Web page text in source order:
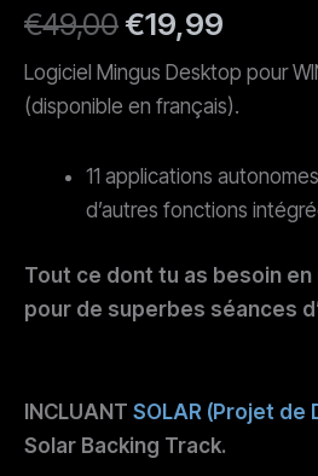
€49,00Le
prix
initial
était :
€49,00.
€19,99
prix
actuel
est :
Logiciel Mingus Desktop pour
(disponible en français).
11 applications
d’autres fonctions
Tout ce dont tu as besoin
pour de superbes séances
INCLUANT SOLAR (Projet
Solar Backing Track.